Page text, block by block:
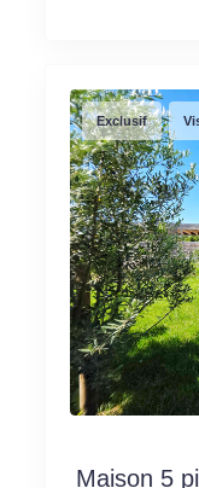
Exclusif
Maison 5